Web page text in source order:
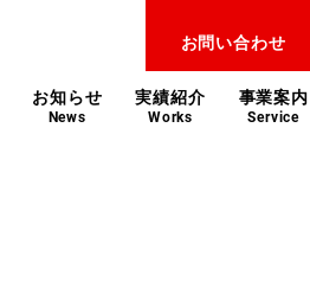
お問い合わせ
お知らせ
News
実績紹介
Works
事業案内
Service